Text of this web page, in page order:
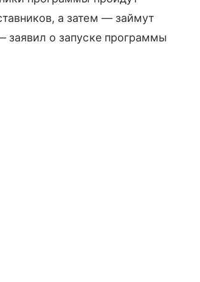
а затем — займут
заявил о запуске программы